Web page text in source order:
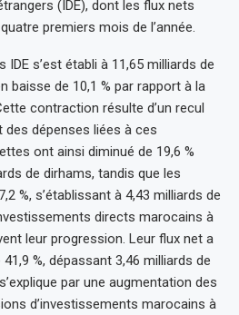
(IDE), dont les flux nets
premiers mois de l’année.
s’est établi à 11,65 milliards de
baisse de 10,1 % par rapport à la
contraction résulte d’un recul
dépenses liées à ces
ont ainsi diminué de 19,6 %
de dirhams, tandis que les
%, s’établissant à 4,43 milliards de
directs marocains à
leur progression. Leur flux net a
%, dépassant 3,46 milliards de
par une augmentation des
d’investissements marocains à